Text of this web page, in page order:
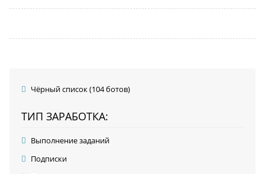
Чёрный список (104 ботов)
ТИП ЗАРАБОТКА:
Выполнение заданий
Подписки